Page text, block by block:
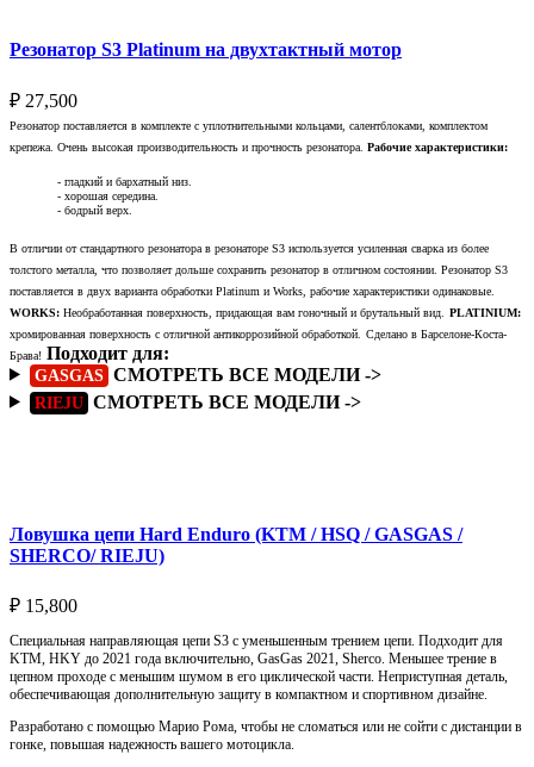
Резонатор S3 Platinum на двухтактный мотор
₽ 27,500
Резонатор поставляется в комплекте с уплотнительными кольцами, салентблоками, комплектом
крепежа. Очень высокая производительность и прочность резонатора. Рабочие характеристики:
- гладкий и бархатный низ.
- хорошая середина.
- бодрый верх.
В отличии от стандартного резонатора в резонаторе S3 используется усиленная сварка из более
толстого металла, что позволяет дольше сохранить резонатор в отличном состоянии. Резонатор S3
поставляется в двух варианта обработки Platinum и Works, рабочие характеристики одинаковые.
WORKS: Необработанная поверхность, придающая вам гоночный и брутальный вид.
PLATINIUM:
хромированная поверхность с отличной антикоррозийной обработкой.
Сделано в Барселоне-Коста-
Брава! Подходит для:
GASGAS СМОТРЕТЬ ВСЕ МОДЕЛИ ->
RIEJU СМОТРЕТЬ ВСЕ МОДЕЛИ ->
Ловушка цепи Hard Enduro (KTM / HSQ / GASGAS /
SHERCO/ RIEJU)
₽ 15,800
Специальная направляющая цепи S3 с уменьшенным трением цепи. Подходит для
KTM, HKY до 2021 года включительно, GasGas 2021, Sherco. Меньшее трение в
цепном проходе с меньшим шумом в его циклической части. Неприступная деталь,
обеспечивающая дополнительную защиту в компактном и спортивном дизайне.
Разработано с помощью Марио Рома, чтобы не сломаться или не сойти с дистанции в
гонке, повышая надежность вашего мотоцикла.